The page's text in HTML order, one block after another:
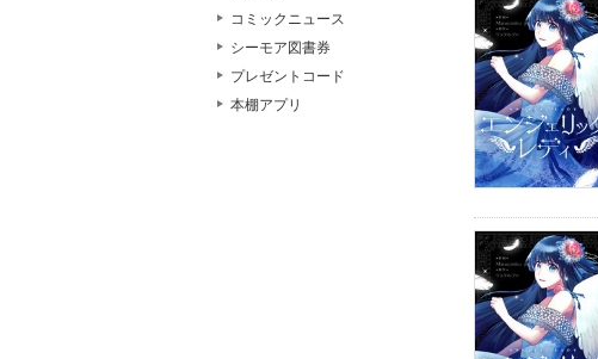
コミックニュース
シーモア図書券
プレゼントコード
本棚アプリ